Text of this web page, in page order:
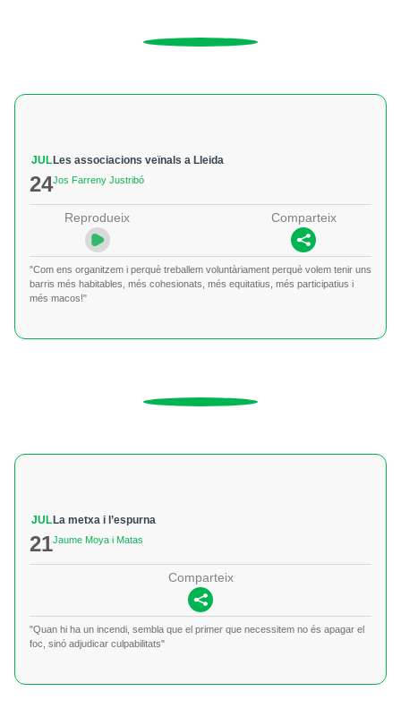
JUL
24
Les associacions veïnals a Lleida
Jos Farreny Justribó
Reprodueix Comparteix
"Com ens organitzem i perquè treballem voluntàriament perquè volem tenir uns
barris més habitables, més cohesionats, més equitatius, més participatius i
més macos!"
JUL
21
La metxa i l’espurna
Jaume Moya i Matas
Comparteix
"Quan hi ha un incendi, sembla que el primer que necessitem no és apagar el
foc, sinó adjudicar culpabilitats"